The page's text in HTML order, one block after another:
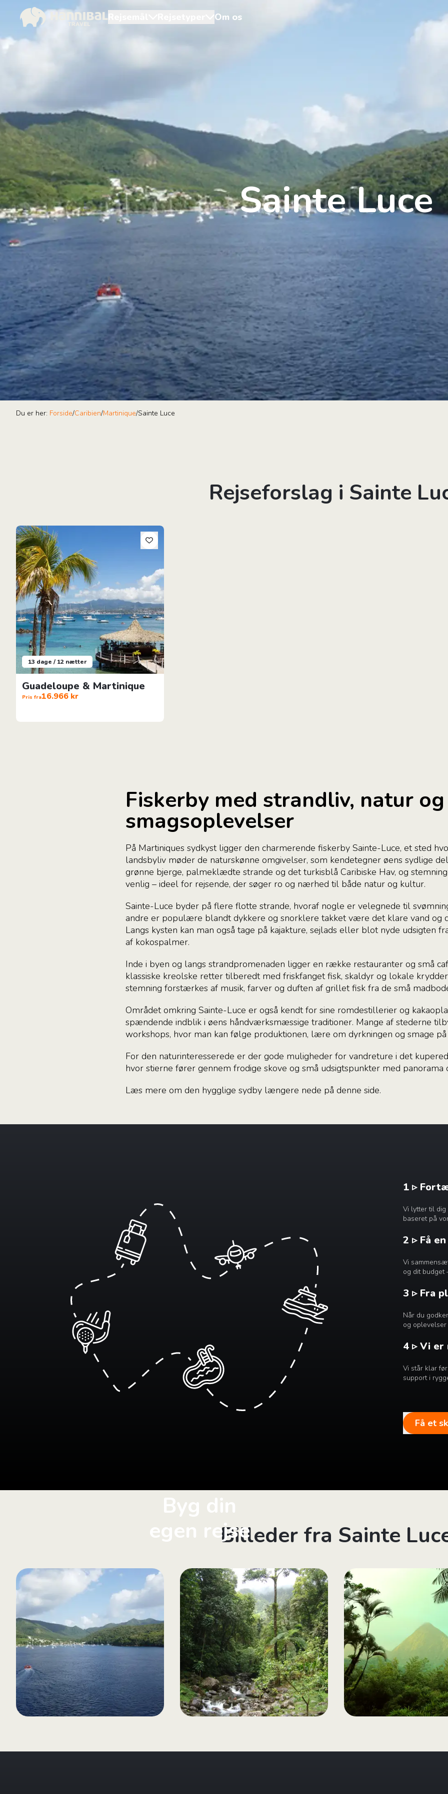
Om os
Sainte Luce
Du er her: Forside/Caribien/Martinique/Sainte Luce
Rejseforslag i Sainte
13 dage / 12 nætter
Guadeloupe & Martinique
Pris fra16.966 kr
Guadeloupe & Martinique
Fiskerby med strandliv, natur
smagsoplevelser
På Martiniques sydkyst ligger den charmerende fiskerby Sainte-Luce, et sted
landsbyliv møder de naturskønne omgivelser, som kendetegner øens sydlige
grønne bjerge, palmeklædte strande og det turkisblå Caribiske Hav, og
venlig – ideel for rejsende, der søger ro og nærhed til både natur og kultur.
Sainte-Luce byder på flere flotte strande, hvoraf nogle er velegnede til
andre er populære blandt dykkere og snorklere takket være det klare vand og
Langs kysten kan man også tage på kajakture, sejlads eller blot nyde udsigten
af kokospalmer.
Inde i byen og langs strandpromenaden ligger en række restauranter og små
klassiske kreolske retter tilberedt med friskfanget fisk, skaldyr og lokale
stemning forstærkes af musik, farver og duften af grillet fisk fra de små
Området omkring Sainte-Luce er også kendt for sine romdestillerier og
spændende indblik i øens håndværksmæssige traditioner. Mange af stederne
workshops, hvor man kan følge produktionen, lære om dyrkningen og smage
For den naturinteresserede er der gode muligheder for vandreture i det
hvor stierne fører gennem frodige skove og små udsigtspunkter med panorama
Læs mere om den hygglige sydby længere nede på denne side.
Byg din
egen rejse
1 ▹
Vi lytter til
baseret på
2 ▹ Få
Vi
og dit
3 ▹ Fra
Når du
og
4 ▹ Vi er
Vi står klar
support i
Få et
Billeder fra Sainte